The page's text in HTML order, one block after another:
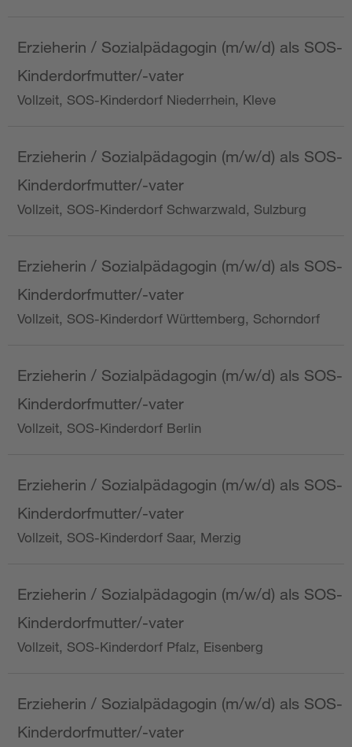
Erzieherin / Sozialpädagogin (m/w/d) als SOS-
Kinderdorfmutter/-vater
Vollzeit, SOS-Kinderdorf Niederrhein, Kleve
Erzieherin / Sozialpädagogin (m/w/d) als SOS-
Kinderdorfmutter/-vater
Vollzeit, SOS-Kinderdorf Schwarzwald, Sulzburg
Erzieherin / Sozialpädagogin (m/w/d) als SOS-
Kinderdorfmutter/-vater
Vollzeit, SOS-Kinderdorf Württemberg, Schorndorf
Erzieherin / Sozialpädagogin (m/w/d) als SOS-
Kinderdorfmutter/-vater
Vollzeit, SOS-Kinderdorf Berlin
Erzieherin / Sozialpädagogin (m/w/d) als SOS-
Kinderdorfmutter/-vater
Vollzeit, SOS-Kinderdorf Saar, Merzig
Erzieherin / Sozialpädagogin (m/w/d) als SOS-
Kinderdorfmutter/-vater
Vollzeit, SOS-Kinderdorf Pfalz, Eisenberg
Erzieherin / Sozialpädagogin (m/w/d) als SOS-
Kinderdorfmutter/-vater